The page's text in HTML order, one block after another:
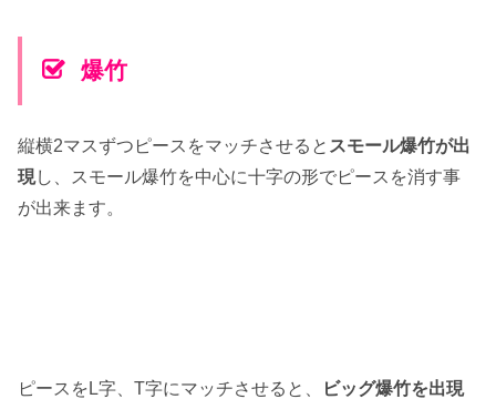
爆竹
縦横2マスずつピースをマッチさせると スモール爆竹が出
現し、スモール爆竹を中心に十字の形でピースを消す事
が出来ます。
ピースをL字、T字にマッチさせると、
ビッグ爆竹を出現